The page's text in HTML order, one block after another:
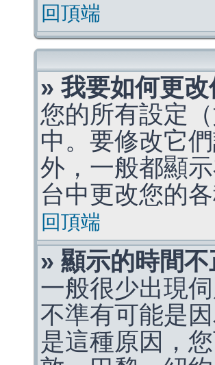
回頂端
» 我要如何更
您的所有設定
中。要修改它
外，一般都顯
台中更改您的
回頂端
» 顯示的時間不
一般很少出現
不準有可能是
是這種原因，